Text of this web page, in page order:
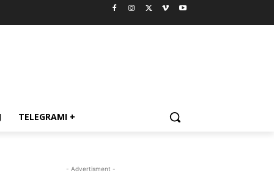
TELEGRAMI +
- Advertisment -